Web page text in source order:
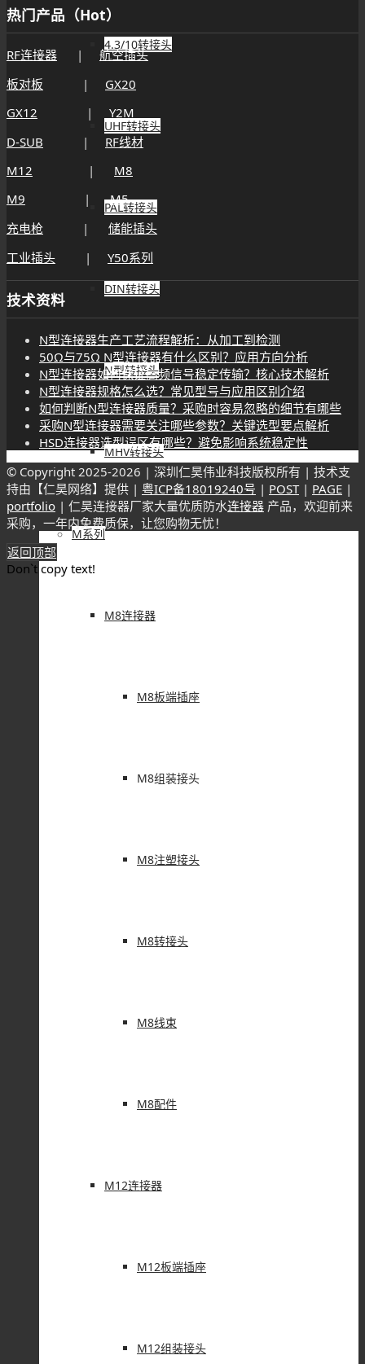
4.3/10转接头
UHF转接头
PAL转接头
DIN转接头
N型转接头
MHV转接头
M系列
M8连接器
M8板端插座
M8组装接头
M8注塑接头
M8转接头
M8线束
M8配件
M12连接器
M12板端插座
M12组装接头
热门产品（Hot）
RF连接器 | 航空插头
板对板 | GX20
GX12 | Y2M
D-SUB | RF线材
M12 | M8
M9 |M5
充电枪 | 储能插头
工业插头 | Y50系列
技术资料
N型连接器生产工艺流程解析：从加工到检测
50Ω与75Ω N型连接器有什么区别？应用方向分析
N型连接器如何保证高频信号稳定传输？核心技术解析
N型连接器规格怎么选？常见型号与应用区别介绍
如何判断N型连接器质量？采购时容易忽略的细节有哪些
采购N型连接器需要关注哪些参数？关键选型要点解析
HSD连接器选型误区有哪些？避免影响系统稳定性
© Copyright 2025-2026 | 深圳仁昊伟业科技版权所有 | 技术支
持由【仁昊网络】提供 | 粤ICP备18019240号 | POST| PAGE |
portfolio | 仁昊连接器厂家大量优质防水连接器 产品，欢迎前来
采购，一年内免费质保，让您购物无忧！
返回顶部
Don`t copy text!